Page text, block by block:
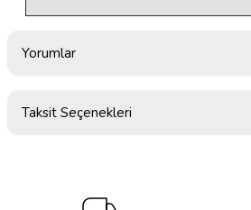
Yorumlar
Taksit Seçenekleri